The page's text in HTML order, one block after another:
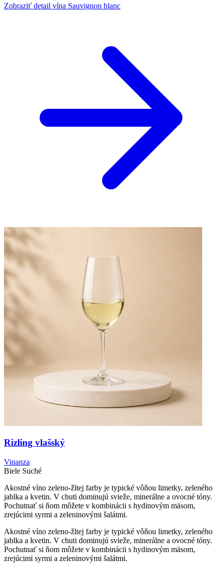
Zobraziť detail vína Sauvignon blanc
Rizling vlašský
Vinanza
Biele Suché
Akostné víno zeleno-žltej farby je typické vôňou limetky, zeleného
jablka a kvetin. V chuti dominujú svieže, minerálne a ovocné tóny.
Pochutnať si ňom môžete v kombinácii s hydinovým mäsom,
zrejúcimi syrmi a zeleninovými šalátmi.
Akostné víno zeleno-žltej farby je typické vôňou limetky, zeleného
jablka a kvetin. V chuti dominujú svieže, minerálne a ovocné tóny.
Pochutnať si ňom môžete v kombinácii s hydinovým mäsom,
zrejúcimi syrmi a zeleninovými šalátmi.